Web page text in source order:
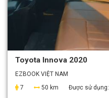
Toyota Innova 2020
EZBOOK VIỆT NAM
7
50 km Được sử dụng: